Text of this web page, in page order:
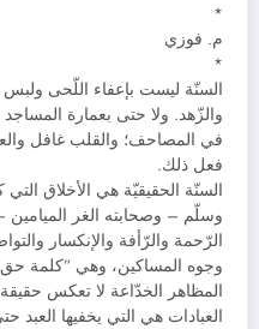
*
م. فوزي
*
السنّة ليست بإعفاء اللّحى ولبس
والزّهد. ولا حتى بعمارة
في المصاحف؛ والقلب غافل
فعل ذلك.
السنّة الحقيقيّة هي الأخلاق
وسلّم – وصحابته الغر
الرّحمة والرّأفة والإنكسار
وجوه المساكين، وهي ”كلمة
المظاهر الخدّاعة لا تعكس
العبادات هي التي يخفيها العبد